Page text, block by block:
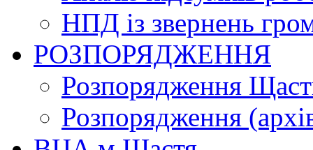
НПД із звернень
РОЗПОРЯДЖЕННЯ
Розпорядження
Розпорядження